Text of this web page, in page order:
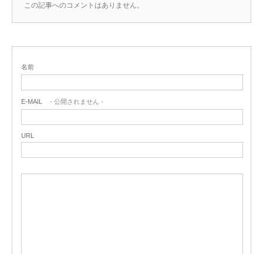
この記事へのコメントはありません。
名前
E-MAIL - 公開されません -
URL